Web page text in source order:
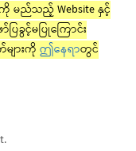
းကို မည်သည့် Website နှင့်
ြခွင့်မပြုကြောင်း
ျားကို ဤနေရာတွင်